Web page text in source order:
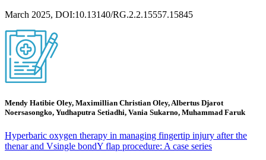
March 2025, DOI:10.13140/RG.2.2.15557.15845
Mendy Hatibie Oley, Maximillian Christian Oley, Albertus Djarot
Noersasongko, Yudhaputra Setiadhi, Vania Sukarno, Muhammad Faruk
Hyperbaric oxygen therapy in managing fingertip injury after the
thenar and Vsingle bondY flap procedure: A case series